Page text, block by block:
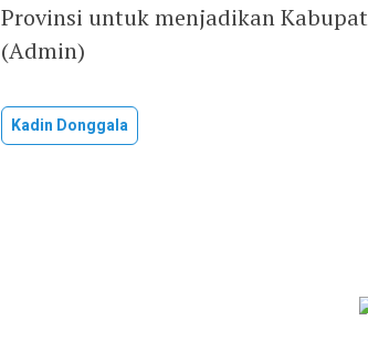
Provinsi untuk menjadikan
(Admin)
Kadin Donggala